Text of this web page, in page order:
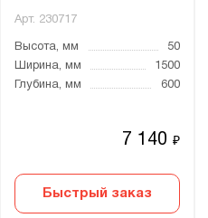
Арт. 230717
Высота, мм
50
Ширина, мм
1500
Глубина, мм
600
7 140₽
Быстрый заказ